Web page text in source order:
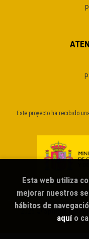
Este proyecto ha recibido
Sputnik
Esta web utiliza
mejorar nuestros
hábitos de
aquío